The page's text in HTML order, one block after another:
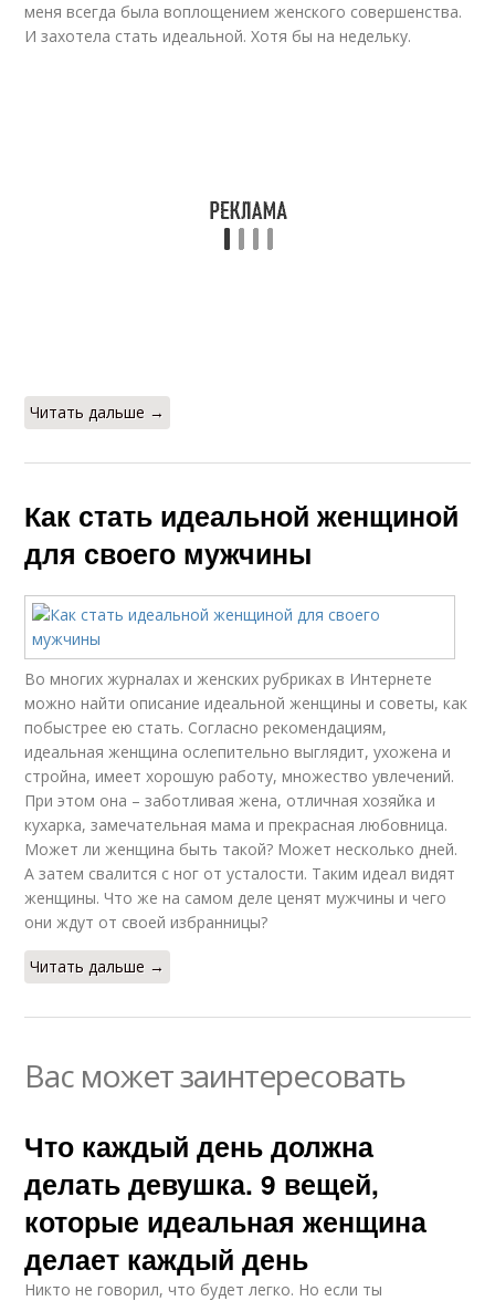
меня всегда была воплощением женского совершенства.
И захотела стать идеальной. Хотя бы на недельку.
Читать дальше →
Как стать идеальной женщиной
для своего мужчины
Во многих журналах и женских рубриках в Интернете
можно найти описание идеальной женщины и советы, как
побыстрее ею стать. Согласно рекомендациям,
идеальная женщина ослепительно выглядит, ухожена и
стройна, имеет хорошую работу, множество увлечений.
При этом она – заботливая жена, отличная хозяйка и
кухарка, замечательная мама и прекрасная любовница.
Может ли женщина быть такой? Может несколько дней.
А затем свалится с ног от усталости. Таким идеал видят
женщины. Что же на самом деле ценят мужчины и чего
они ждут от своей избранницы?
Читать дальше →
Вас может заинтересовать
Что каждый день должна
делать девушка. 9 вещей,
которые идеальная женщина
делает каждый день
Никто не говорил, что будет легко. Но если ты